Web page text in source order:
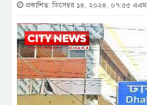
প্রকাশিত: ডিসেম্বর ১৪, ২০২৪, ০৭:৫৫ এএম